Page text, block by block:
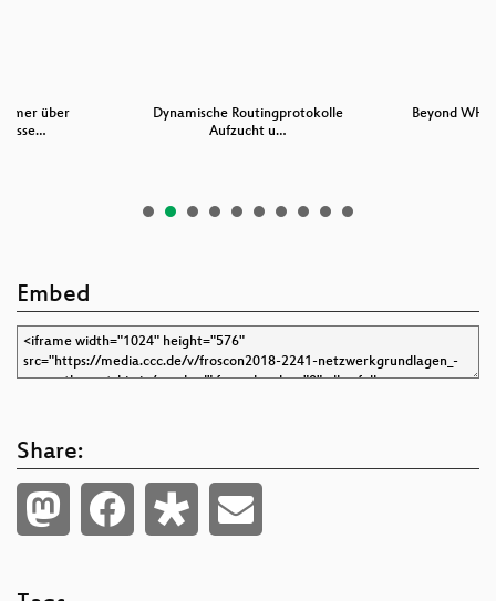
über
Dynamische Routingprotokolle
Aufzucht u…
Beyond
Embed
Share: